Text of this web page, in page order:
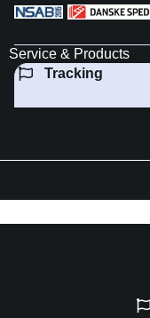
Service & Products
Tracking